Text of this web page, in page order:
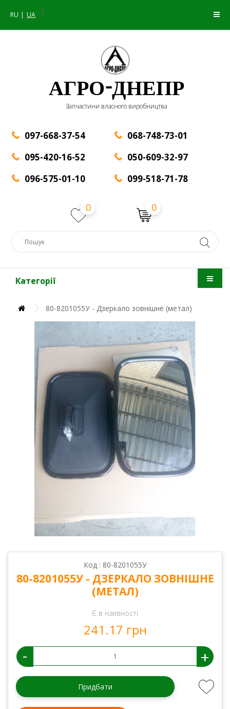
RU UA |
АГРО-ДНЕПР
Запчастини власного виробництва
097-668-37-54
095-420-16-52
096-575-01-10
068-748-73-01
050-609-32-97
099-518-71-78
0 0
Категорії
80-8201055У - Дзеркало зовнішне (метал)
Код : 80-8201055У
80-8201055У - ДЗЕРКАЛО ЗОВНІШНЕ
(МЕТАЛ)
Є в наявності
241.17 грн
- +
Придбати